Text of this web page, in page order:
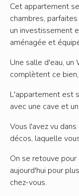
Cet appartement
chambres,
un investissement
aménagée et
Une salle d'eau, un
complètent ce
L'appartement est
avec une cave et
Vous l'avez vu
décos, laquelle
On se retouve
aujourd'hui pour
chez-vous.